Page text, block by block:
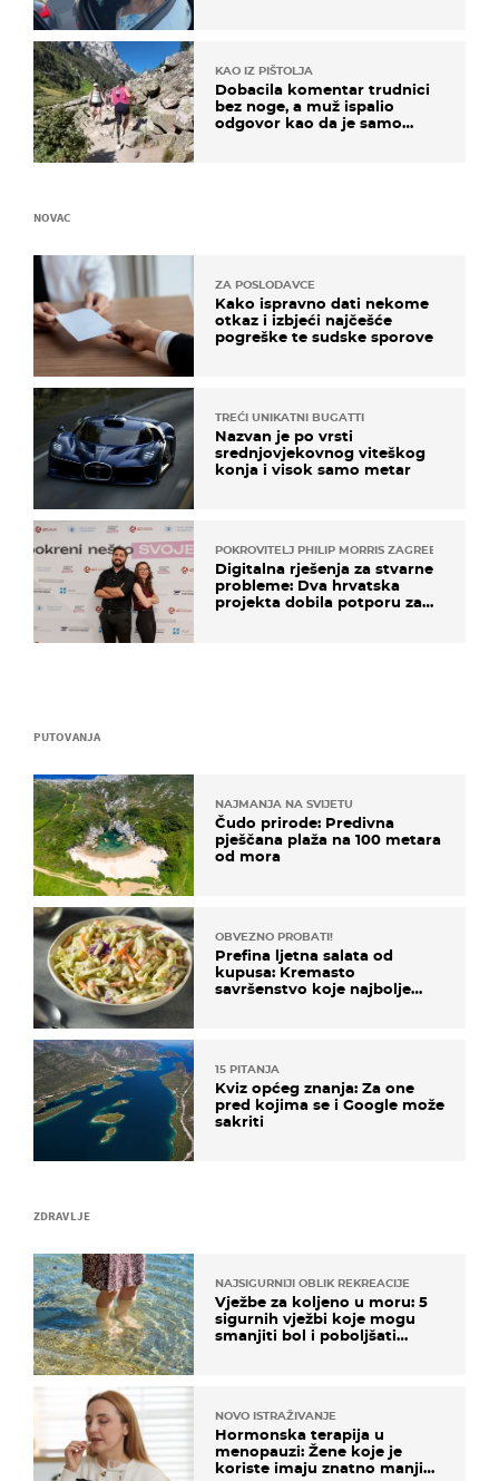
ZDRAVLJE
NAJSIGURNIJI OBLIK REKREACIJE
Vježbe za koljeno u moru: 5
sigurnih vježbi koje mogu
smanjiti bol i poboljšati
NOVO ISTRAŽIVANJE
Hormonska terapija u
menopauzi: Žene koje je
koriste imaju znatno manji
KAO IZ PIŠTOLJA
Dobacila komentar trudnici
bez noge, a muž ispalio
odgovor kao da je samo
PUTOVANJA
NAJMANJA NA SVIJETU
Čudo prirode: Predivna
pješčana plaža na 100 metara
od mora
OBVEZNO PROBATI!
Prefina ljetna salata od
kupusa: Kremasto
savršenstvo koje najbolje
15 PITANJA
Kviz općeg znanja: Za one
pred kojima se i Google može
sakriti
NOVAC
ZA POSLODAVCE
Kako ispravno dati nekome
otkaz i izbjeći najčešće
pogreške te sudske sporove
TREĆI UNIKATNI BUGATTI
Nazvan je po vrsti
srednjovjekovnog viteškog
konja i visok samo metar
POKROVITELJ PHILIP MORRIS ZAGREB
Digitalna rješenja za stvarne
probleme: Dva hrvatska
projekta dobila potporu za